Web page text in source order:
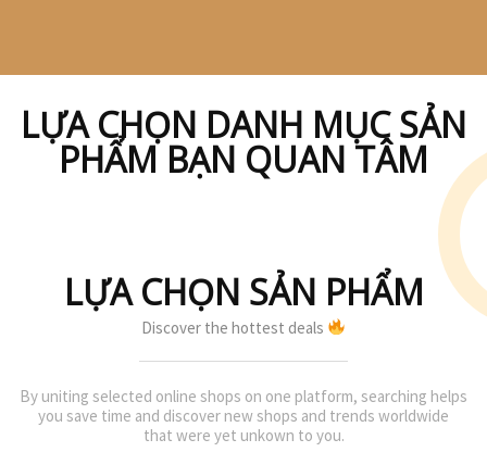
LỰA CHỌN DANH MỤC SẢN
PHẨM BẠN QUAN TÂM
LỰA CHỌN SẢN PHẨM
Discover the hottest deals
By uniting selected online shops on one platform, searching helps
you save time and discover new shops and trends worldwide
that were yet unkown to you.